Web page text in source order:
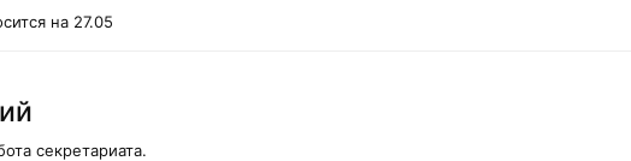
на 27.05
секретариата.